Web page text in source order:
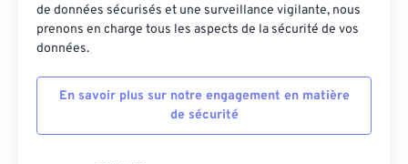
de données sécurisés et une surveillance vigilante, nous
prenons en charge tous les aspects de la sécurité de vos
données.
En savoir plus sur notre engagement en matière
de sécurité